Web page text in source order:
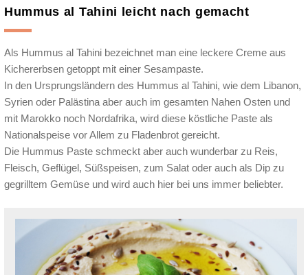
Hummus al Tahini leicht nach gemacht
Als Hummus al Tahini bezeichnet man eine leckere Creme aus
Kichererbsen getoppt mit einer Sesampaste.
In den Ursprungsländern des Hummus al Tahini, wie dem Libanon,
Syrien oder Palästina aber auch im gesamten Nahen Osten und
mit Marokko noch Nordafrika, wird diese köstliche Paste als
Nationalspeise vor Allem zu Fladenbrot gereicht.
Die Hummus Paste schmeckt aber auch wunderbar zu Reis,
Fleisch, Geflügel, Süßspeisen, zum Salat oder auch als Dip zu
gegrilltem Gemüse und wird auch hier bei uns immer beliebter.